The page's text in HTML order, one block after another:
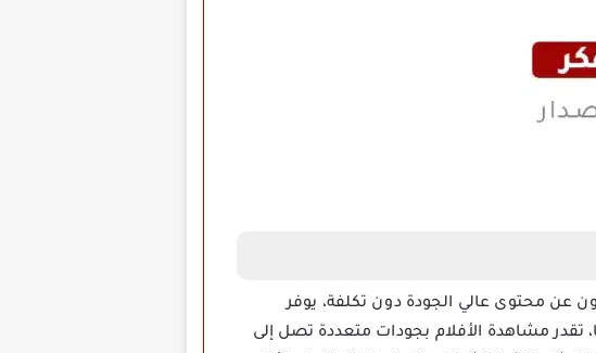
عن محتوى عالي الجودة دون تكلفة، يوفر
تقدر مشاهدة الأفلام بجودات متعددة تصل إلى